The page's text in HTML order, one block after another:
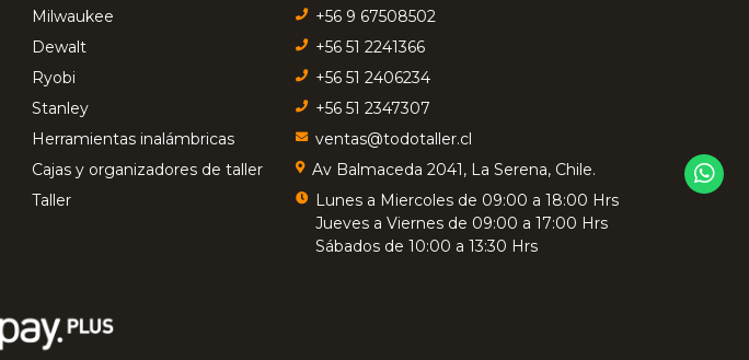
Milwaukee
Dewalt
Ryobi
Stanley
Herramientas inalámbricas
Cajas y organizadores de taller
Taller
+56 9 67508502
+56 51 2241366
+56 51 2406234
+56 51 2347307
ventas@todotaller.cl
Av Balmaceda 2041, La Serena, Chile.
Lunes a Miercoles de 09:00 a 18:00 Hrs
Jueves a Viernes de 09:00 a 17:00 Hrs
Sábados de 10:00 a 13:30 Hrs